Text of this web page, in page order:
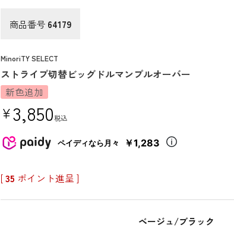
商品番号 64179
MinoriTY SELECT
ストライプ切替ビッグドルマンプルオーバー
新色追加
¥3,850税込
ペイディなら月々 ￥1,283
[35 ポイント進呈 ]
ベージュ/ブラック